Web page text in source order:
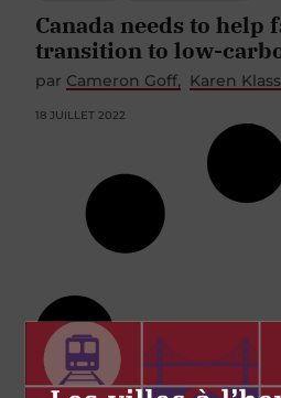
Canada needs to help
transition to low-
par Cameron Goff Karen
18 JUILLET 2022